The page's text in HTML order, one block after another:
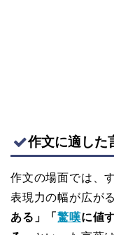
作文に適した
作文の場面では、
表現力の幅が広が
ある」「驚嘆に値